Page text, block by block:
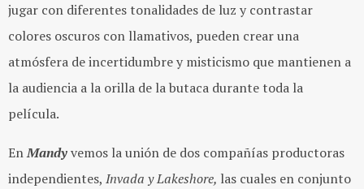
jugar con diferentes tonalidades de luz y contrastar
colores oscuros con llamativos, pueden crear una
atmósfera de incertidumbre y misticismo que mantienen a
la audiencia a la orilla de la butaca durante toda la
película.
EnMandyvemos la unión de dos compañías productoras
independientes, Invada y Lakeshore, las cuales en conjunto